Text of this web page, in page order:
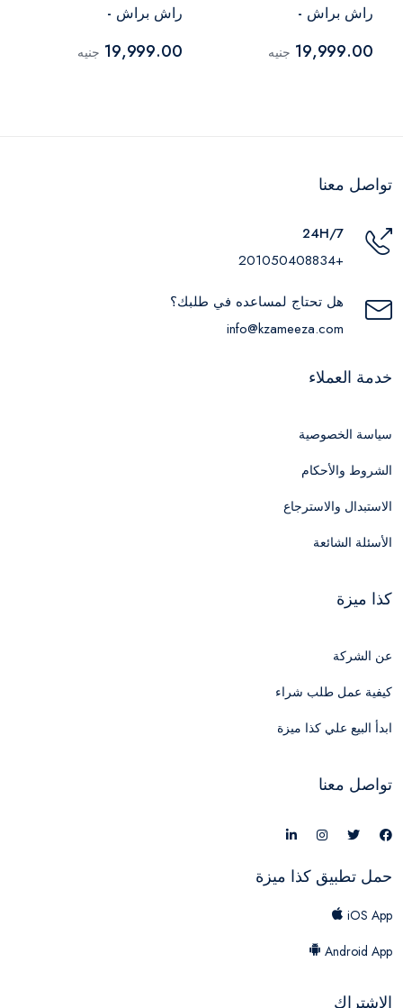
راش براش -
19,999.00 جنيه
راش براش -
19,999.00 جنيه
تواصل معنا
24H/7
+201050408834
هل تحتاج لمساعده في طلبك؟
info@kzameeza.com
خدمة العملاء
سياسة الخصوصية
الشروط والأحكام
الاستبدال والاسترجاع
الأسئلة الشائعة
كذا ميزة
عن الشركة
كيفية عمل طلب شراء
ابدأ البيع علي كذا ميزة
تواصل معنا
حمل تطبيق كذا ميزة
iOS App
Android App
الاشتراك